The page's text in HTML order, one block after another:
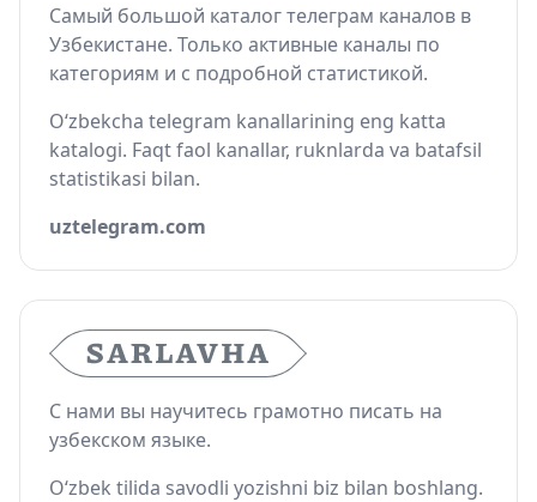
Самый большой каталог телеграм каналов в
Узбекистане. Только активные каналы по
категориям и с подробной статистикой.
O‘zbekcha telegram kanallarining eng katta
katalogi. Faqt faol kanallar, ruknlarda va batafsil
statistikasi bilan.
uztelegram.com
С нами вы научитесь грамотно писать на
узбекском языке.
O‘zbek tilida savodli yozishni biz bilan boshlang.